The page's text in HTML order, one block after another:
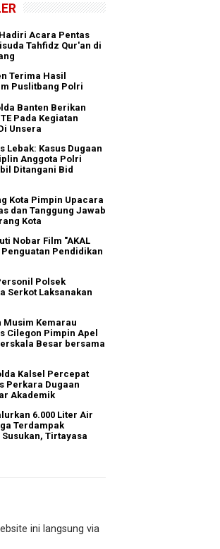
Acara Pentas
Tahfidz Qur'an di
Terima Hasil
Puslitbang Polri
Banten Berikan
Pada Kegiatan
Unsera
Lebak: Kasus Dugaan
Anggota Polri
Ditangani Bid
Kota Pimpin Upacara
dan Tanggung Jawab
Kota
Nobar Film "AKAL
Penguatan Pendidikan
Polsek
Serkot Laksanakan
Musim Kemarau
Cilegon Pimpin Apel
Besar bersama
Kalsel Percepat
Perkara Dugaan
Akademik
6.000 Liter Air
Terdampak
Tirtayasa
ini langsung via